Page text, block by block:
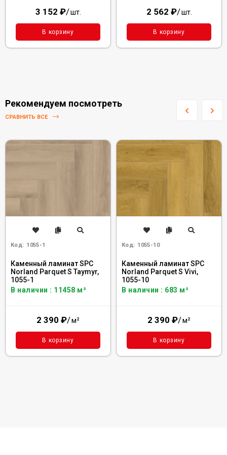
3 152 ₽/шт.
В корзину
2 562 ₽/шт.
В корзину
Рекомендуем посмотреть
СРАВНИТЬ ВСЕ
Код: 1055-1
Каменный ламинат SPC
Norland Parquet S Taymyr,
1055-1
В наличии : 11458 м²
2 390 ₽/м²
В корзину
Код: 1055-10
Каменный ламинат SPC
Norland Parquet S Vivi,
1055-10
В наличии : 683 м²
2 390 ₽/м²
В корзину